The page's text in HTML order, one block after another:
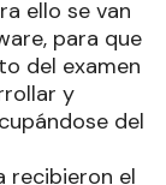
ello se van
para que
del examen
y
del
recibieron el